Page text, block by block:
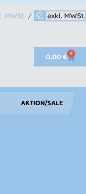
MWSt./ exkl. MWSt.
0,00€ 0
AKTION/SALE